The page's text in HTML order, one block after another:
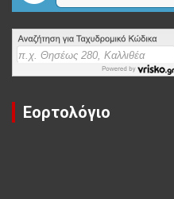
Εορτολόγιο